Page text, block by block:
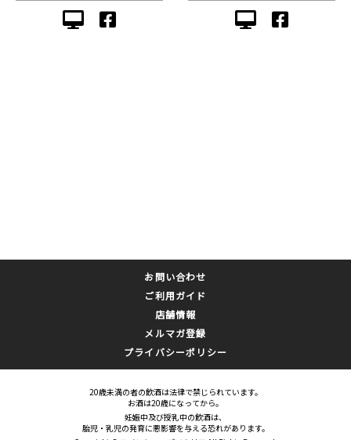
お問い合わせ
ご利用ガイド
店舗情報
メルマガ登録
プライバシーポリシー
20歳未満の者の飲酒は法律で禁じられています。
お酒は20歳になってから。
妊娠中及び授乳中の飲酒は、
胎児・乳児の発育に悪影響を与える恐れがあります。